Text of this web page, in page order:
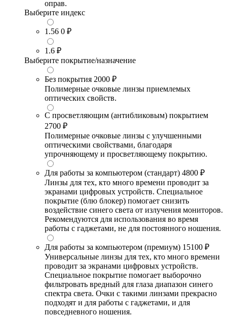
оправ.
Выберите индекс
1.56 0 ₽
1.6 ₽
Выберите покрытие/назначение
Без покрытия 2000 ₽
Полимерные очковые линзы приемлемых
оптических свойств.
С просветляющим (антибликовым) покрытием
2700 ₽
Полимерные очковые линзы с улучшенными
оптическими свойствами, благодаря
упрочняющему и просветляющему покрытию.
Для работы за компьютером (стандарт) 4800 ₽
Линзы для тех, кто много времени проводит за
экранами цифровых устройств. Специальное
покрытие (блю блокер) помогает снизить
воздействие синего света от излучения мониторов.
Рекомендуются для использования во время
работы с гаджетами, не для постоянного ношения.
Для работы за компьютером (премиум) 15100 ₽
Универсальные линзы для тех, кто много времени
проводит за экранами цифровых устройств.
Специальное покрытие помогает выборочно
фильтровать вредный для глаза диапазон синего
спектра света. Очки с такими линзами прекрасно
подходят и для работы с гаджетами, и для
повседневного ношения.